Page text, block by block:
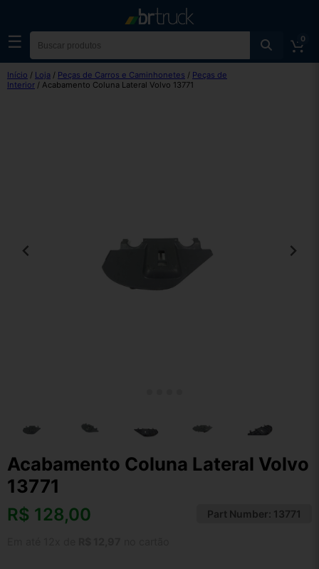
☰ 0
Início / Loja / Peças de Carros e Caminhonetes / Peças de
Interior / Acabamento Coluna Lateral Volvo 13771
Acabamento Coluna Lateral Volvo
13771
R$ 128,00 Part Number: 13771